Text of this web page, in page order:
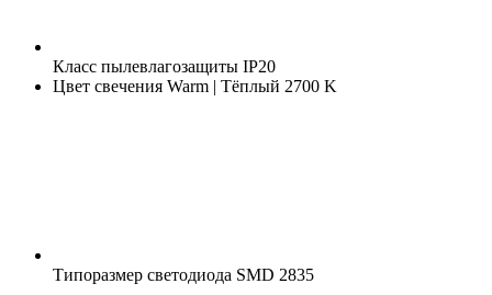
Класс пылевлагозащиты IP20
Цвет свечения Warm | Тёплый 2700 K
Типоразмер светодиода SMD 2835